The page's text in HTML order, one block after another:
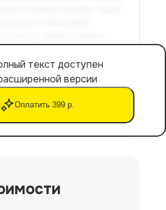
текст доступен
версии
Оплатить 399 р.